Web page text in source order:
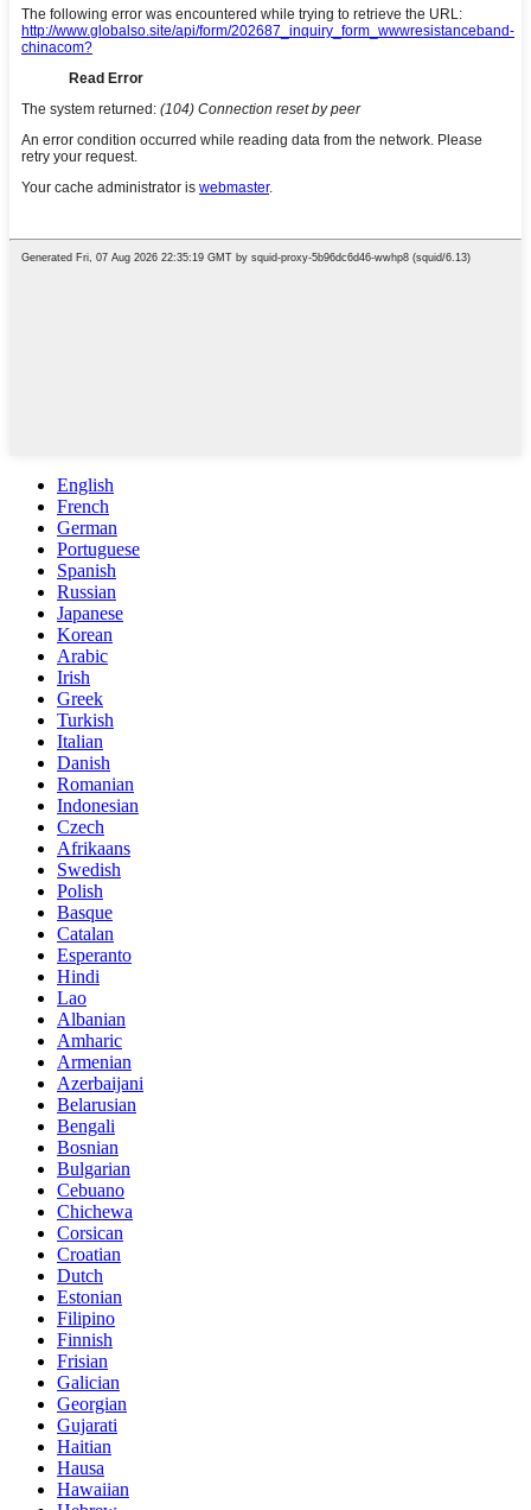
English
French
German
Portuguese
Spanish
Russian
Japanese
Korean
Arabic
Irish
Greek
Turkish
Italian
Danish
Romanian
Indonesian
Czech
Afrikaans
Swedish
Polish
Basque
Catalan
Esperanto
Hindi
Lao
Albanian
Amharic
Armenian
Azerbaijani
Belarusian
Bengali
Bosnian
Bulgarian
Cebuano
Chichewa
Corsican
Croatian
Dutch
Estonian
Filipino
Finnish
Frisian
Galician
Georgian
Gujarati
Haitian
Hausa
Hawaiian